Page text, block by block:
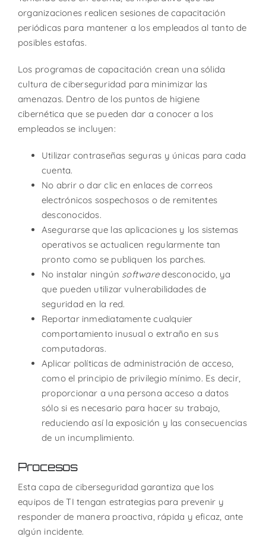
organizaciones realicen sesiones de capacitación
periódicas para mantener a los empleados al tanto de
posibles estafas.
Los programas de capacitación crean una sólida
cultura de ciberseguridad para minimizar las
amenazas. Dentro de los puntos de higiene
cibernética que se pueden dar a conocer a los
empleados se incluyen:
Utilizar contraseñas seguras y únicas para cada
cuenta.
No abrir o dar clic en enlaces de correos
electrónicos sospechosos o de remitentes
desconocidos.
Asegurarse que las aplicaciones y los sistemas
operativos se actualicen regularmente tan
pronto como se publiquen los parches.
No instalar ningún softwaredesconocido, ya
que pueden utilizar vulnerabilidades de
seguridad en la red.
Reportar inmediatamente cualquier
comportamiento inusual o extraño en sus
computadoras.
Aplicar políticas de administración de acceso,
como el principio de privilegio mínimo. Es decir,
proporcionar a una persona acceso a datos
sólo si es necesario para hacer su trabajo,
reduciendo así la exposición y las consecuencias
de un incumplimiento.
Procesos
Esta capa de ciberseguridad garantiza que los
equipos de TI tengan estrategias para prevenir y
responder de manera proactiva, rápida y eficaz, ante
algún incidente.